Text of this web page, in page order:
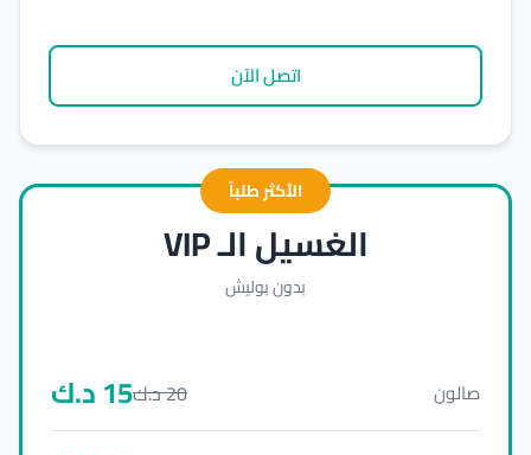
اتصل الآن
الأكثر طلباً
الغسيل الـ VIP
بدون بوليش
صالون 20د.ك15د.ك